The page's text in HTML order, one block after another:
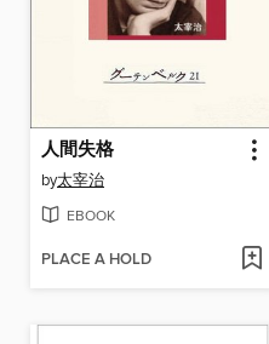
人間失格
by太宰治
EBOOK
PLACE A HOLD